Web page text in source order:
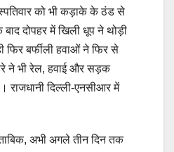
को भी कड़ाके के ठंड से
बाद दोपहर में खिली धूप ने थोड़ी
फिर बर्फीली हवाओं ने फिर से
ने भी रेल, हवाई और सड़क
राजधानी दिल्ली-एनसीआर में
अभी अगले तीन दिन तक